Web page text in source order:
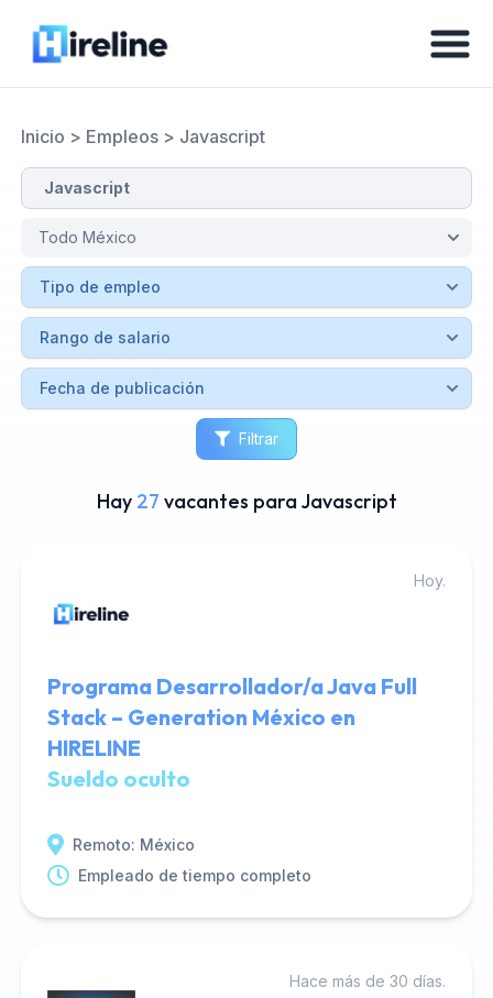
Inicio > Empleos> Javascript
Filtrar
Hay 27 vacantes para Javascript
Hoy.
Programa Desarrollador/a Java Full
Stack – Generation México en
HIRELINE
Sueldo oculto
Remoto: México
Empleado de tiempo completo
Hace más de 30 días.